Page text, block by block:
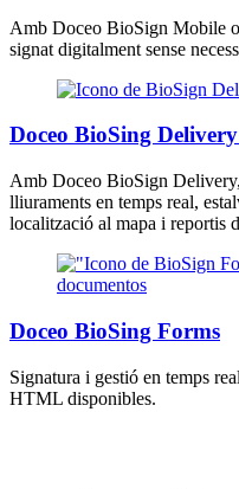
Amb Doceo BioSign Mobile
signat digitalment sense
Doceo BioSing
Amb Doceo BioSign
lliuraments en temps real,
localització al mapa i reportis
Doceo BioSing Forms
Signatura i gestió en temps
HTML disponibles.